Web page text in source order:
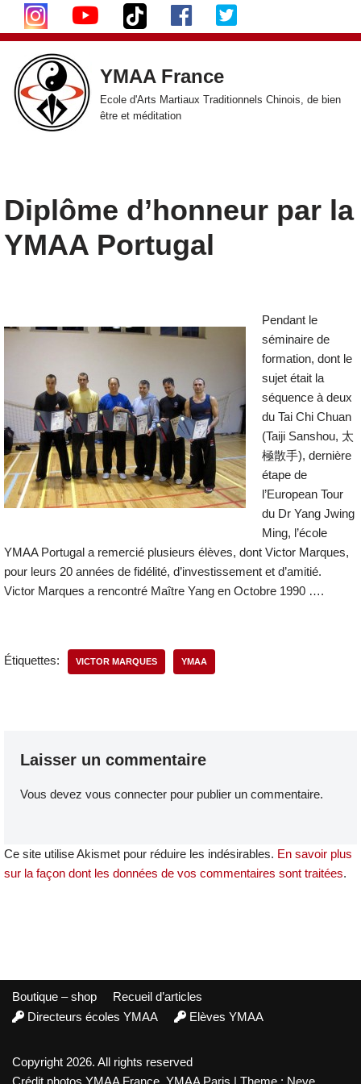
Aller
au
contenu
YMAA France
Ecole d'Arts Martiaux Traditionnels Chinois, de bien
être et méditation
Diplôme d’honneur par la
YMAA Portugal
Pendant le
séminaire de
formation, dont le
sujet était la
séquence à deux
du Tai Chi Chuan
(Taiji Sanshou, 太
極散手), dernière
étape de
l’European Tour
du Dr Yang Jwing
Ming, l’école
YMAA Portugal a remercié plusieurs élèves, dont Victor Marques,
pour leurs 20 années de fidélité, d’investissement et d’amitié.
Victor Marques a rencontré Maître Yang en Octobre 1990 ….
Étiquettes: VICTOR MARQUES YMAA
Laisser un commentaire
Vous devez vous connecterpour publier un commentaire.
Ce site utilise Akismet pour réduire les indésirables. En savoir plus
sur la façon dont les données de vos commentaires sont traitées.
Boutique – shop
Recueil d’articles
Directeurs écoles YMAA
Elèves YMAA
Copyright 2026. All rights reserved
Crédit photos YMAA France, YMAA Paris | Theme : Neve